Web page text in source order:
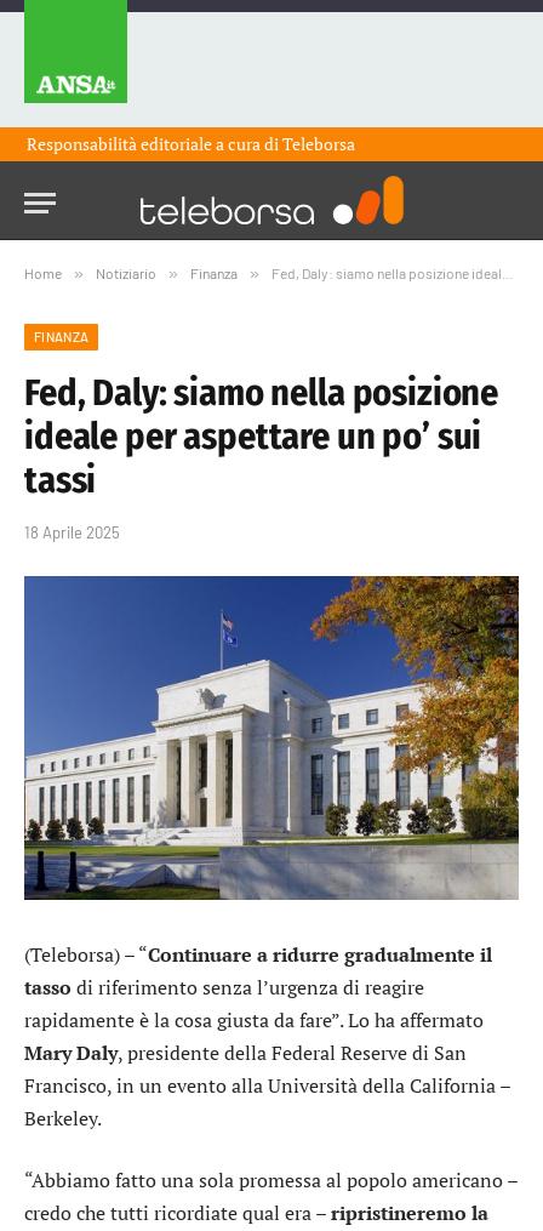
Responsabilità editoriale a cura diTeleborsa
Home » Notiziario » Finanza » Fed, Daly: siamo nella posizione ideale per aspettare un po’ sui tassi
FINANZA
Fed, Daly: siamo nella posizione
ideale per aspettare un po’ sui
tassi
18 Aprile 2025
(Teleborsa) – “Continuare a ridurre gradualmente il
tasso di riferimento senza l’urgenza di reagire
rapidamente è la cosa giusta da fare”. Lo ha affermato
Mary Daly, presidente della Federal Reserve di San
Francisco, in un evento alla Università della California –
Berkeley.
“Abbiamo fatto una sola promessa al popolo americano –
credo che tutti ricordiate qual era –ripristineremo la